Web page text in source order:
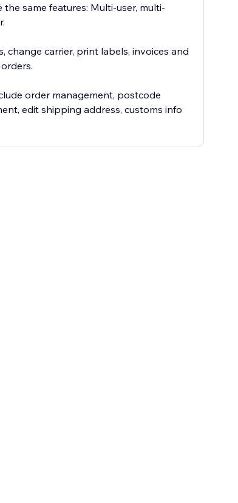
the same features: Multi-user, multi-
change carrier, print labels, invoices and
order management, postcode
edit shipping address, customs info